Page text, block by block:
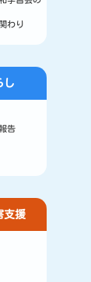
わり
し
告
支援